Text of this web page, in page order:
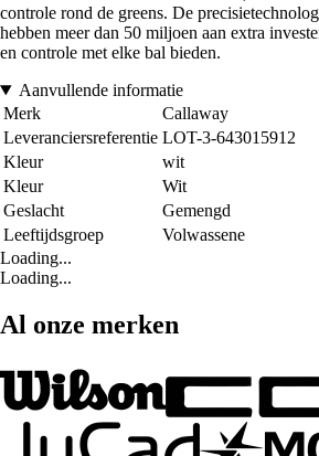
controle rond de greens. De
hebben meer dan 50 miljoen aan extra
en controle met elke bal bieden.
Aanvullende informatie
Merk
Callaway
Leveranciersreferentie LOT-3-643015912
Kleur
wit
Kleur
Wit
Geslacht
Gemengd
Leeftijdsgroep
Volwassene
Loading...
Loading...
Al onze merken